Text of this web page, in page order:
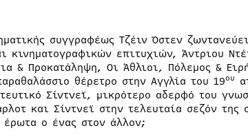
συγγραφέως Τζέιν Όστεν
κινηματογραφικών επιτυχιών, Άντριου
& Προκατάληψη, Οι Άθλιοι, Πόλεμος &
θέρετρο στην Αγγλία του 19ου
Σίντνεϊ, μικρότερο αδερφό του
και Σίντνεϊ στην τελευταία σεζόν της
έρωτα ο ένας στον άλλον;